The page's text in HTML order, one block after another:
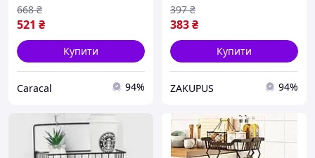
речей
521 ₴
668 ₴
Купити
Caracal 94%
383₴
397 ₴
Купити
ZAKUPUS 94%